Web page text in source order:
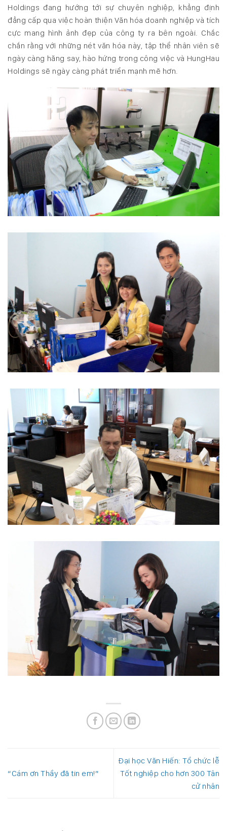
Holdings đang hướng tới sự chuyên nghiệp, khẳng định
đẳng cấp qua việc hoàn thiện Văn hóa doanh nghiệp và tích
cực mang hình ảnh đẹp của công ty ra bên ngoài. Chắc
chắn rằng với những nét văn hóa này, tập thể nhân viên sẽ
ngày càng hăng say, hào hứng trong công việc và HungHau
Holdings sẽ ngày càng phát triển mạnh mẽ hơn.
“Cám ơn Thầy đã tin em!”
Đại học Văn Hiến: Tổ chức lễ
Tốt nghiệp cho hơn 300 Tân
cử nhân